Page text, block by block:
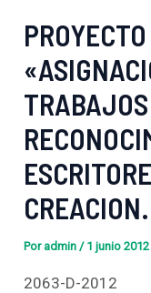
CREACION.
Por admin/ 1 junio 2012
2063-D-2012